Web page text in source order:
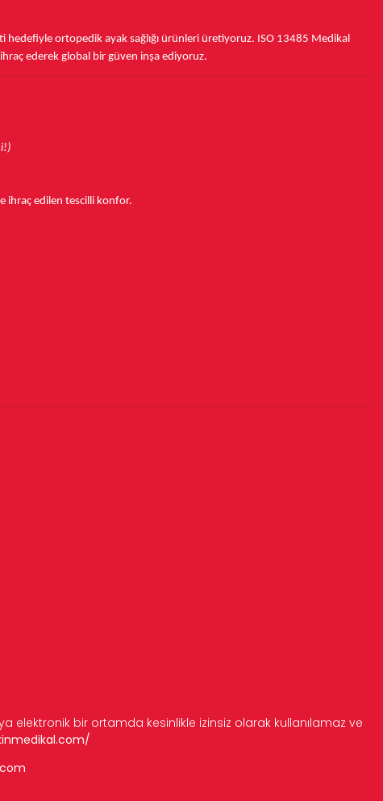
ortopedik ayak sağlığı ürünleri üretiyoruz. ISO 13485 Medikal
ederekglobal bir güven inşa ediyoruz.
ihraç edilen tescilli konfor.
elektronik bir ortamda kesinlikle izinsiz olarak kullanılamaz ve